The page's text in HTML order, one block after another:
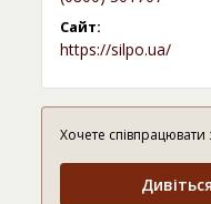
Сайт:
https://silpo.ua/
Хочете співпрацювати